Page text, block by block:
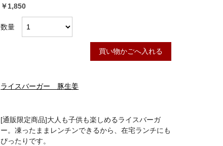
￥1,850
数量
買い物かごへ入れる
ライスバーガー 豚生姜
[通販限定商品]大人も子供も楽しめるライスバーガ
ー。凍ったままレンチンできるから、在宅ランチにも
ぴったりです。